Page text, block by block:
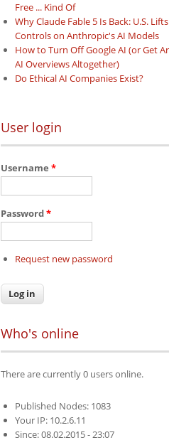
Free ... Kind Of
Why Claude Fable 5 Is Back: U.S. Lifts
Controls on Anthropic's AI Models
How to Turn Off Google AI (or Get
AI Overviews Altogether)
Do Ethical AI Companies Exist?
User login
Username *
Password*
Request new password
Who's online
There are currently 0 users online.
Published Nodes: 1083
Your IP: 10.2.6.11
Since: 08.02.2015 - 23:07